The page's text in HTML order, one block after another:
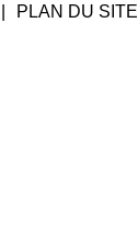
PLAN DU SITE